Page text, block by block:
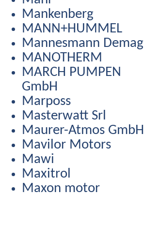
Mankenberg
MANN+HUMMEL
Mannesmann Demag
MANOTHERM
MARCH PUMPEN
GmbH
Marposs
Masterwatt Srl
Maurer-Atmos GmbH
Mavilor Motors
Mawi
Maxitrol
Maxon motor